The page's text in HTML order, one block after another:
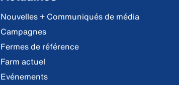
Nouvelles + Communiqués de média
Campagnes
Fermes de référence
Farm actuel
Evénements